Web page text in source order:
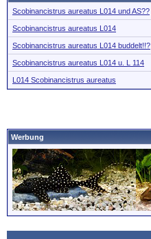
Scobinancistrus aureatus L014 und AS??
Scobinancistrus aureatus L014
Scobinancistrus aureatus L014 buddelt!!?
Scobinancistrus aureatus L014 u. L 114
L014 Scobinancistrus aureatus
Werbung